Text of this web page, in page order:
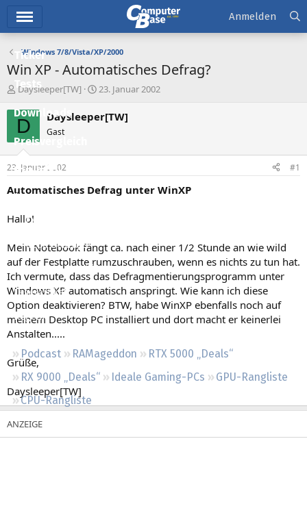
Ticker
Tests
Downloads
Preisvergleich
Forum
Aktuelles
Empfohlene Inhalte
Neue Beiträge
Neueste Aktivitäten
Leserartikel
Regeln
Podcast RAMageddon
RTX 5000 „Deals“
RX 9000 „Deals“
Ideale Gaming-PCs
GPU-Rangliste
CPU-Rangliste
Anmelden
Windows 7/8/Vista/XP/2000
Win XP - Automatisches Defrag?
E
s
e
e
r
Daysleeper[TW]
E
s
t
a
23. Januar 2002
D Daysleeper[TW]
Gast
23. Januar 2002 #1
Automatisches Defrag unter WinXP
Hallo!
Mein Notebook fängt ca. nach einer 1/2 Stunde an wie wild
auf der Festplatte rumzuschrauben, wenn es nichts zu tun hat.
Ich vermute, dass das Defragmentierungsprogramm unter
Windows XP automatisch anspringt. Wie kann ich diese
Option deaktivieren? BTW, habe WinXP ebenfalls noch auf
meinem Desktop PC installiert und dort macht er keinerlei
Anstalten.....
Grüße,
Daysleeper[TW]